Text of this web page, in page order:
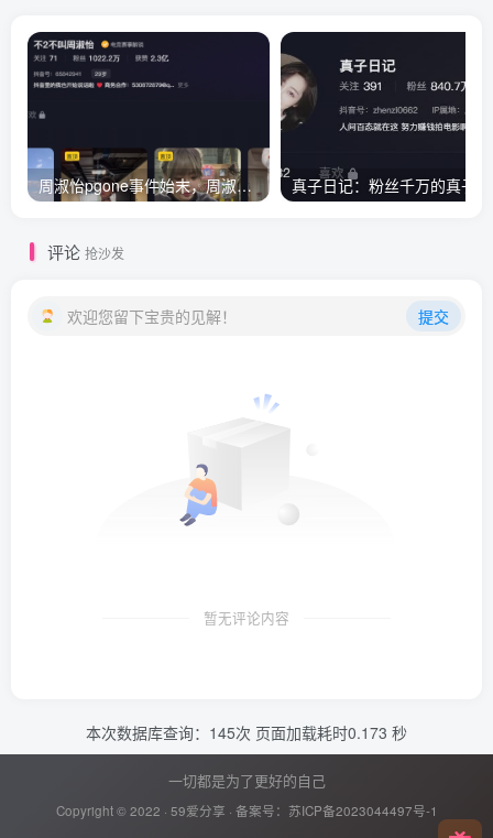
周淑怡pgone事件始末，周淑怡现状
评论 抢沙发
欢迎您留下宝贵的见解！ 提交
暂无评论内容
本次数据库查询：145次 页面加载耗时0.173 秒
一切都是为了更好的自己
Copyright © 2022 · 59爱分享 · 备案号： 苏ICP备2023044497号-1